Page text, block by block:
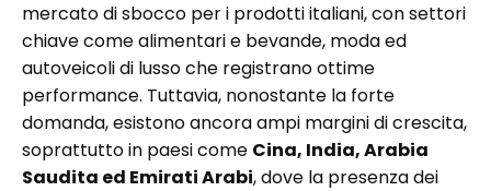
mercato di sbocco per i prodotti italiani, con settori
chiave come alimentari e bevande, moda ed
autoveicoli di lusso che registrano ottime
performance. Tuttavia, nonostante la forte
domanda, esistono ancora ampi margini di crescita,
soprattutto in paesi come Cina, India, Arabia
Saudita ed Emirati Arabi, dove la presenza dei